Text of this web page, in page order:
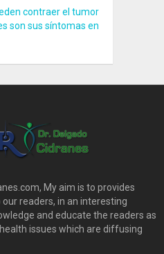
contraer el tumor
son sus síntomas en
My aim is to provides
readers, in an interesting
and educate the readers as
issues which are diffusing